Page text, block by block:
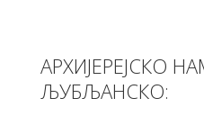
АРХИЈЕРЕЈСКО
ЉУБЉАНСКО: